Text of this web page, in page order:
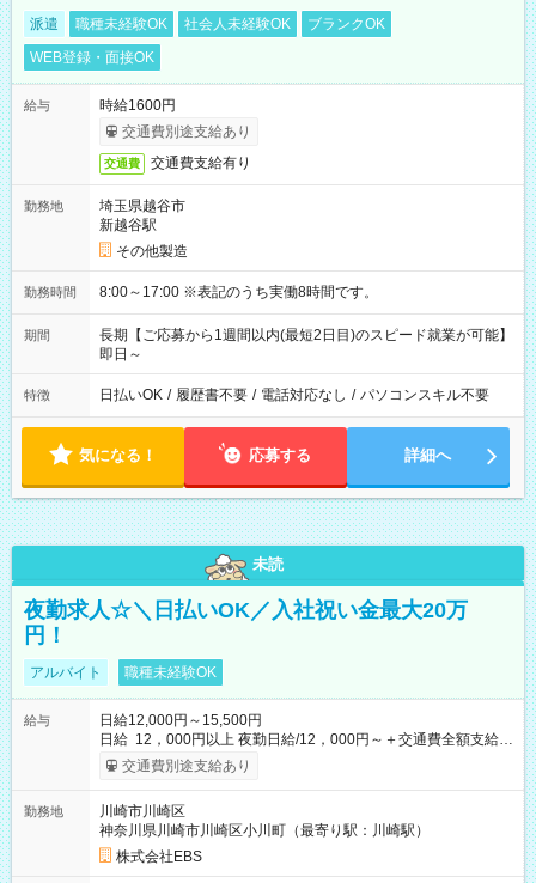
派遣 職種未経験OK 社会人未経験OK
ブランクOK
WEB登録・面接OK
給与
時給1600円
交通費別途支給あり
交通費 交通費支給有り
勤務地
埼玉県越谷市
新越谷駅
その他製造
勤務時間 8:00～17:00 ※表記のうち実働8時間です。
期間
長期【ご応募から1週間以内(最短2日目)のスピード就業が可能】
即日～
特徴 日払いOK / 履歴書不要 / 電話対応なし / パソコンスキル不要
気になる！ 応募する 詳細へ
未読
夜勤求人☆＼日払いOK／入社祝い金最大20万
円！
アルバイト 職種未経験OK
給与
日給12,000円～15,500円
日給 12，000円以上 夜勤日給/12，000円～＋交通費全額支給 ◆
スタートダッシュに 入社祝金最大200，000円を支給！ 研修手
当(法定研修20時間)：時給1225円×20時間＝24，500円を支給！
共交通機関を利用の履歴を提出で、交通費全額支給！ 自動車通
勤・バイク通勤もOK ◆日当保証 たとえ仕事が1時間で終わって
も 日当は全額お支払いします！ 業者さんと協力し合って、早く
仕事を終えるほど、お得……！ ◆その他 資格応援手当・隊長手
交通費別途支給あり
勤務地
川崎市川崎区
神奈川県川崎市川崎区小川町（最寄り駅：川崎駅）
株式会社EBS